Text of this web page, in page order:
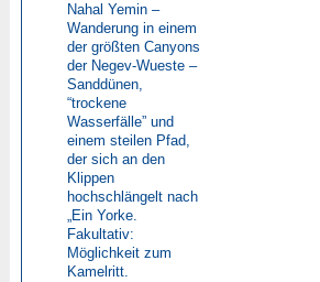
Nahal Yemin –
Wanderung in einem
der größten Canyons
der Negev-Wueste –
Sanddünen,
“trockene
Wasserfälle” und
einem steilen Pfad,
der sich an den
Klippen
hochschlängelt nach
„Ein Yorke.
Fakultativ:
Möglichkeit zum
Kamelritt.